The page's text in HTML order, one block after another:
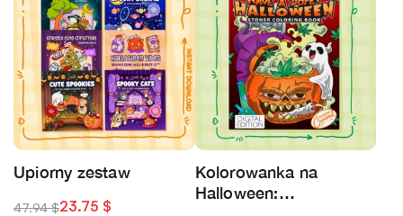
Upiorny zestaw
47.94$23.75 $
Kolorowanka na
Halloween: